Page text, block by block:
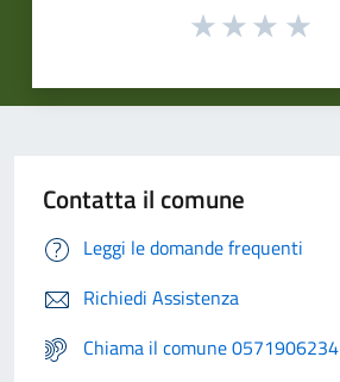
Contatta il comune
Leggi le domande frequenti
Richiedi Assistenza
Chiama il comune 0571906234